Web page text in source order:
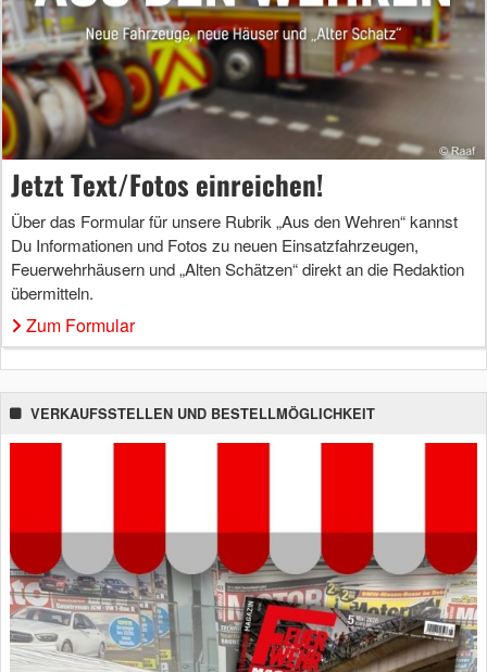
Jetzt Text/Fotos einreichen!
Über das Formular für unsere Rubrik „Aus den Wehren“ kannst
Du Informationen und Fotos zu neuen Einsatzfahrzeugen,
Feuerwehrhäusern und „Alten Schätzen“ direkt an die Redaktion
übermitteln.
Zum Formular
VERKAUFSSTELLEN UND BESTELLMÖGLICHKEIT